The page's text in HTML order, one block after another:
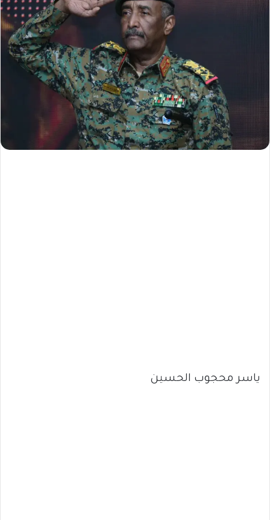
ياسر محجوب الحسين